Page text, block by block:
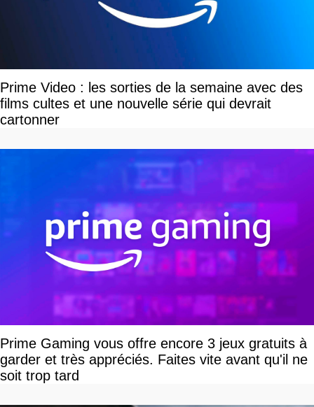
Prime Video : les sorties de la semaine avec des
films cultes et une nouvelle série qui devrait
cartonner
Prime Gaming vous offre encore 3 jeux gratuits à
garder et très appréciés. Faites vite avant qu'il ne
soit trop tard